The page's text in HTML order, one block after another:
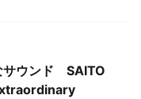
サウンド SAITO